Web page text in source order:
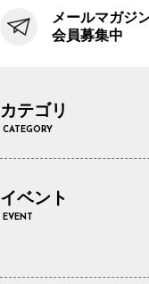
メールマガジ
会員募集中
カテゴリ
CATEGORY
イベント
EVENT